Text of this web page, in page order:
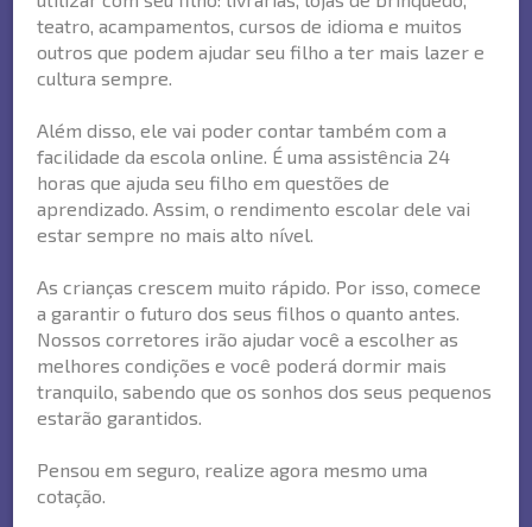
teatro, acampamentos, cursos de idioma e muitos
outros que podem ajudar seu filho a ter mais lazer e
cultura sempre.
Além disso, ele vai poder contar também com a
facilidade da escola online. É uma assistência 24
horas que ajuda seu filho em questões de
aprendizado. Assim, o rendimento escolar dele vai
estar sempre no mais alto nível.
As crianças crescem muito rápido. Por isso, comece
a garantir o futuro dos seus filhos o quanto antes.
Nossos corretores irão ajudar você a escolher as
melhores condições e você poderá dormir mais
tranquilo, sabendo que os sonhos dos seus pequenos
estarão garantidos.
Pensou em seguro, realize agora mesmo uma
cotação.